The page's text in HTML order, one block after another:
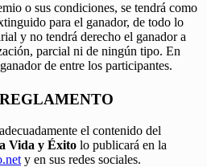
o sus condiciones, se tendrá como
para el ganador, de todo lo
y no tendrá derecho el ganador a
parcial ni de ningún tipo. En
de entre los participantes.
el contenido del
Vida y Éxito lo publicará en la
y en sus redes sociales.